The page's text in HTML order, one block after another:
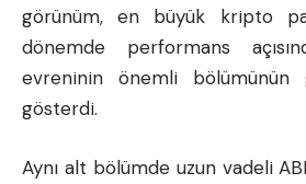
görünüm, en büyük kripto
dönemde performans
evreninin önemli bölümünün
gösterdi.
Aynı alt bölümde uzun vadeli